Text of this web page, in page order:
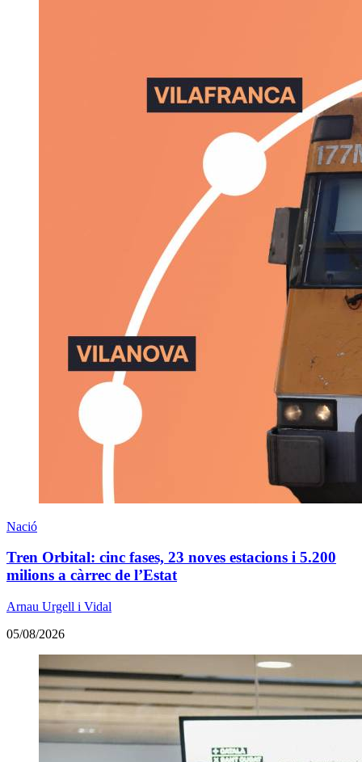
Nació
Tren Orbital: cinc fases, 23 noves estacions i 5.200
milions a càrrec de l’Estat
Arnau Urgell i Vidal
05/08/2026